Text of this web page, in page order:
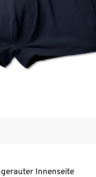
Innenseite